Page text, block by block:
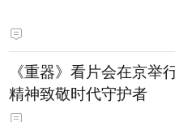
《重器》看片会在京举
精神致敬时代守护者